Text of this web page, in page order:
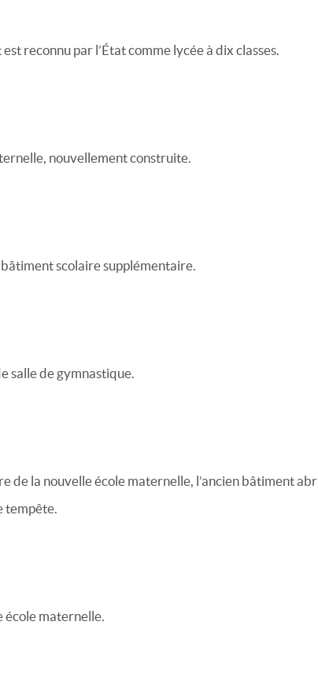
reconnu par l’État comme lycée à dix classes.
nouvellement construite.
bâtiment scolaire supplémentaire.
salle de gymnastique.
de la nouvelle école maternelle, l’ancien bâtiment
tempête.
école maternelle.